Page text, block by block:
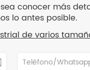
conocer más
lo antes posible.
de varios